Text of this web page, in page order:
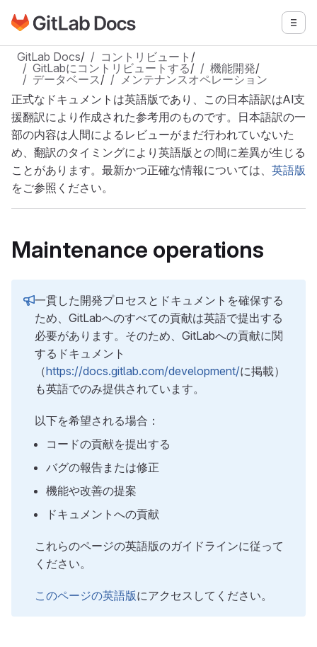
メインコンテンツにスキップ
GitLabドキュメントのホームページに移動 メニ
GitLab Docs/ コントリビュート /
GitLabにコントリビュートする/ 機能開発/
データベース/
メンテナンスオペレーション
正式なドキュメントは英語版であり、この日本語訳はAI支
援翻訳により作成された参考用のものです。日本語訳の一
部の内容は人間によるレビューがまだ行われていないた
め、翻訳のタイミングにより英語版との間に差異が生じる
ことがあります。最新かつ正確な情報については、 英語版
をご参照ください。
Maintenance operations
一貫した開発プロセスとドキュメントを確保する
ため、GitLabへのすべての貢献は英語で提出する
必要があります。そのため、GitLabへの貢献に関
するドキュメント
（https://docs.gitlab.com/development/に掲載）
も英語でのみ提供されています。
以下を希望される場合：
コードの貢献を提出する
バグの報告または修正
機能や改善の提案
ドキュメントへの貢献
これらのページの英語版のガイドラインに従って
ください。
このページの英語版にアクセスしてください。